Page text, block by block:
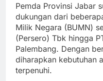
Pemda Provinsi Jabar
dukungan dari
Milik Negara (BUMN)
(Persero) Tbk hingga
Palembang. Dengan
diharapkan kebutuhan
terpenuhi.